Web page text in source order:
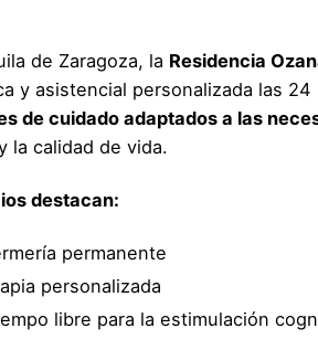
de Zaragoza, la Residencia
y asistencial personalizada las 24
de cuidado adaptados a las
la calidad de vida.
destacan:
permanente
personalizada
libre para la estimulación